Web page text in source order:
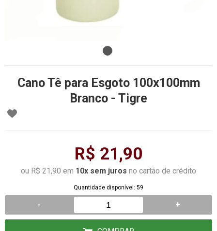
Cano Tê para Esgoto 100x100mm
Branco - Tigre
R$ 21,90
ou R$ 21,90 em 10x sem juros no cartão de crédito
Quantidade disponível: 59
- +